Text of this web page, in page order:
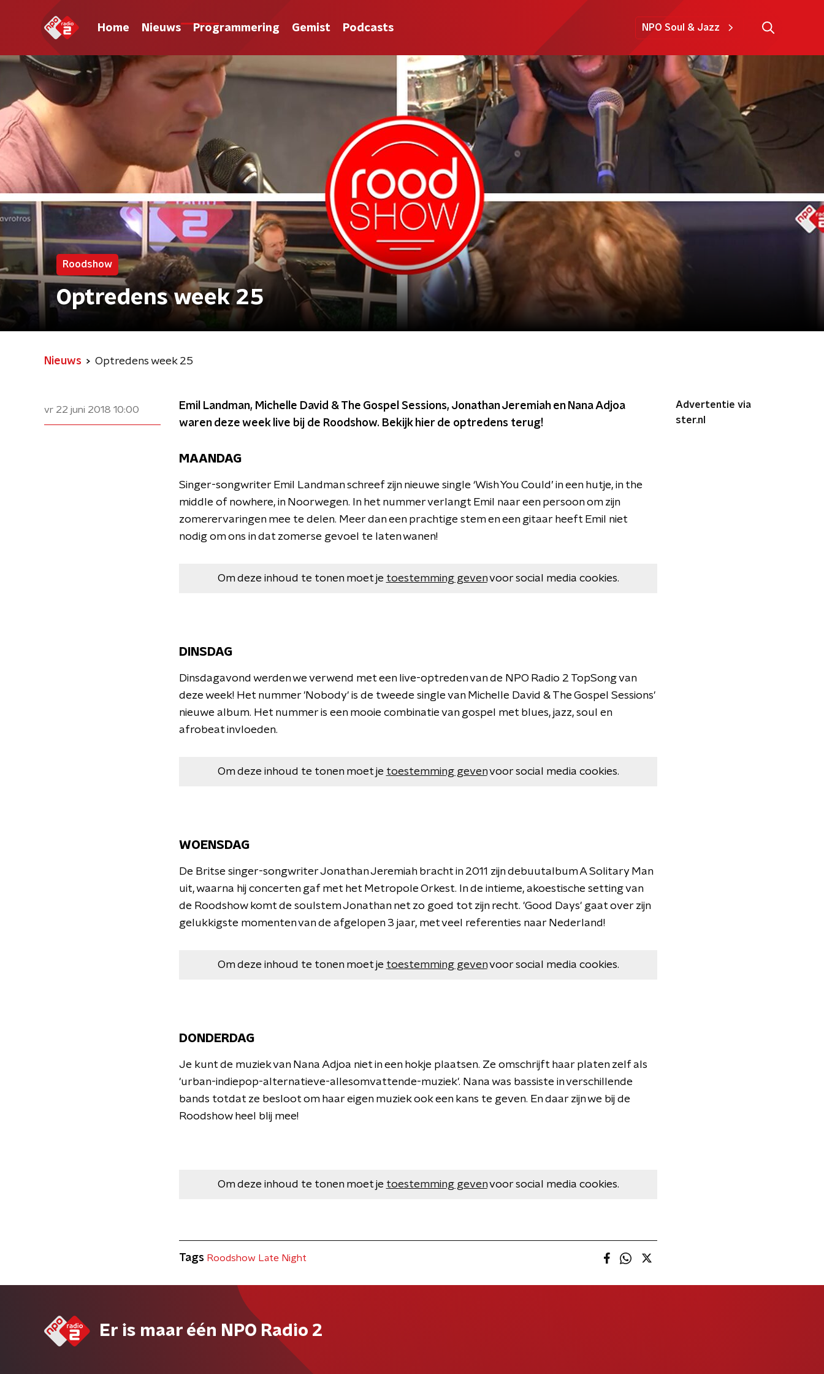
Home Nieuws Programmering Gemist Podcasts NPO Soul & Jazz
Roodshow
Optredens week 25
Nieuws Optredens week 25
vr 22 juni 2018 10:00
Emil Landman, Michelle David & The Gospel Sessions, Jonathan Jeremiah en Nana Adjoa
waren deze week live bij de Roodshow. Bekijk hier de optredens terug!
MAANDAG
Singer-songwriter Emil Landman schreef zijn nieuwe single ‘Wish You Could’ in een hutje, in the
middle of nowhere, in Noorwegen. In het nummer verlangt Emil naar een persoon om zijn
zomerervaringen mee te delen. Meer dan een prachtige stem en een gitaar heeft Emil niet
nodig om ons in dat zomerse gevoel te laten wanen!
Om deze inhoud te tonen moet je toestemming gevenvoor social media cookies.
DINSDAG
Dinsdagavond werden we verwend met een live-optreden van de NPO Radio 2 TopSong van
deze week! Het nummer 'Nobody' is de tweede single van Michelle David & The Gospel Sessions'
nieuwe album. Het nummer is een mooie combinatie van gospel met blues, jazz, soul en
afrobeat invloeden.
Om deze inhoud te tonen moet je toestemming gevenvoor social media cookies.
WOENSDAG
De Britse singer-songwriter Jonathan Jeremiah bracht in 2011 zijn debuutalbum A Solitary Man
uit, waarna hij concerten gaf met het Metropole Orkest. In de intieme, akoestische setting van
de Roodshow komt de soulstem Jonathan net zo goed tot zijn recht. 'Good Days' gaat over zijn
gelukkigste momenten van de afgelopen 3 jaar, met veel referenties naar Nederland!
Om deze inhoud te tonen moet je toestemming gevenvoor social media cookies.
DONDERDAG
Je kunt de muziek van Nana Adjoa niet in een hokje plaatsen. Ze omschrijft haar platen zelf als
'urban-indiepop-alternatieve-allesomvattende-muziek'. Nana was bassiste in verschillende
bands totdat ze besloot om haar eigen muziek ook een kans te geven. En daar zijn we bij de
Roodshow heel blij mee!
Om deze inhoud te tonen moet je toestemming gevenvoor social media cookies.
Advertentie via
ster.nl
Tags Roodshow Late Night
Er is maar één NPO Radio 2